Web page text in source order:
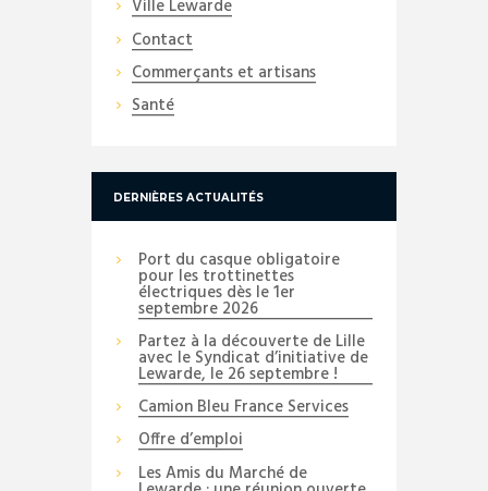
Ville Lewarde
Contact
Commerçants et artisans
Santé
DERNIÈRES ACTUALITÉS
Port du casque obligatoire
pour les trottinettes
électriques dès le 1er
septembre 2026
Partez à la découverte de Lille
avec le Syndicat d’initiative de
Lewarde, le 26 septembre !
Camion Bleu France Services
Offre d’emploi
Les Amis du Marché de